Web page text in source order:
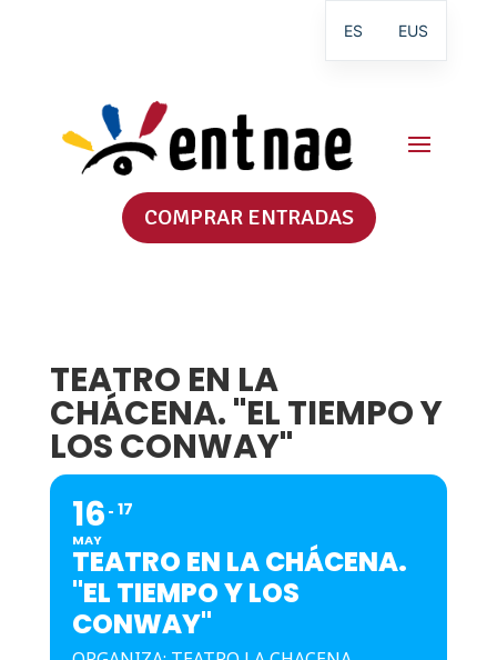
COMPRAR ENTRADAS
TEATRO EN LA
CHÁCENA. "EL TIEMPO Y
LOS CONWAY"
16
MAY
17
TEATRO EN LA CHÁCENA.
"EL TIEMPO Y LOS
CONWAY"
ES EUS